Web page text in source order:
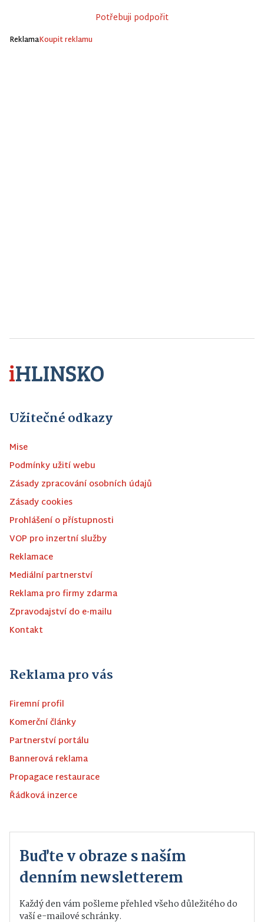
Potřebuji podpořit
ReklamaKoupit reklamu
Užitečné odkazy
Mise
Podmínky užití webu
Zásady zpracování osobních údajů
Zásady cookies
Prohlášení o přístupnosti
VOP pro inzertní služby
Reklamace
Mediální partnerství
Reklama pro firmy zdarma
Zpravodajství do e-mailu
Kontakt
Reklama pro vás
Firemní profil
Komerční články
Partnerství portálu
Bannerová reklama
Propagace restaurace
Řádková inzerce
Buďte v obraze s naším
denním newsletterem
Každý den vám pošleme přehled všeho důležitého do
vaší e-mailové schránky.